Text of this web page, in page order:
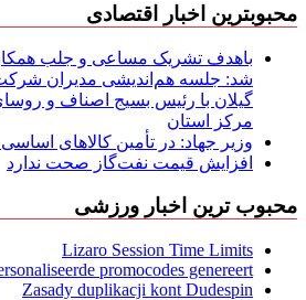
محبوبترین اخبار اقتصادی
باهدف تشریک مساعی و جلب
شد: جلسه هم‌اندیشی مدیران شركت
گیلان با رئیس بسیج اصناف و
مركز استان
وزیر جهاد: در تأمین کالاهای
افزایش قیمت نفت‌گاز صحت ندارد
محبوب ترین اخبار ورزشی
Lizaro Session Time Limits
promocodes genereert
Zasady duplikacji kont Dudespin